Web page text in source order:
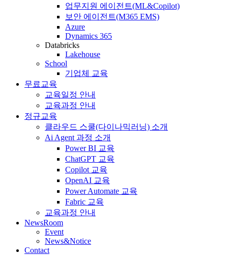
업무지원 에이전트(ML&Copilot)
보안 에이전트(M365 EMS)
Azure
Dynamics 365
Databricks
Lakehouse
School
기업체 교육
무료교육
교육일정 안내
교육과정 안내
정규교육
클라우드 스쿨(다이나믹러닝) 소개
Ai Agent 과정 소개
Power BI 교육
ChatGPT 교육
Copilot 교육
OpenAI 교육
Power Automate 교육
Fabric 교육
교육과정 안내
NewsRoom
Event
News&Notice
Contact